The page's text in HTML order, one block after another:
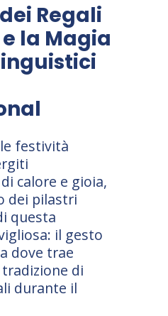
Regali
la Magia
festività
calore e gioia,
dei pilastri
questa
il gesto
dove trae
di
durante il